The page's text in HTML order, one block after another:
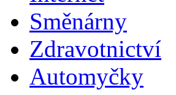
Směnárny
Zdravotnictví
Automyčky